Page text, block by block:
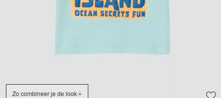
Zo combineer je de look